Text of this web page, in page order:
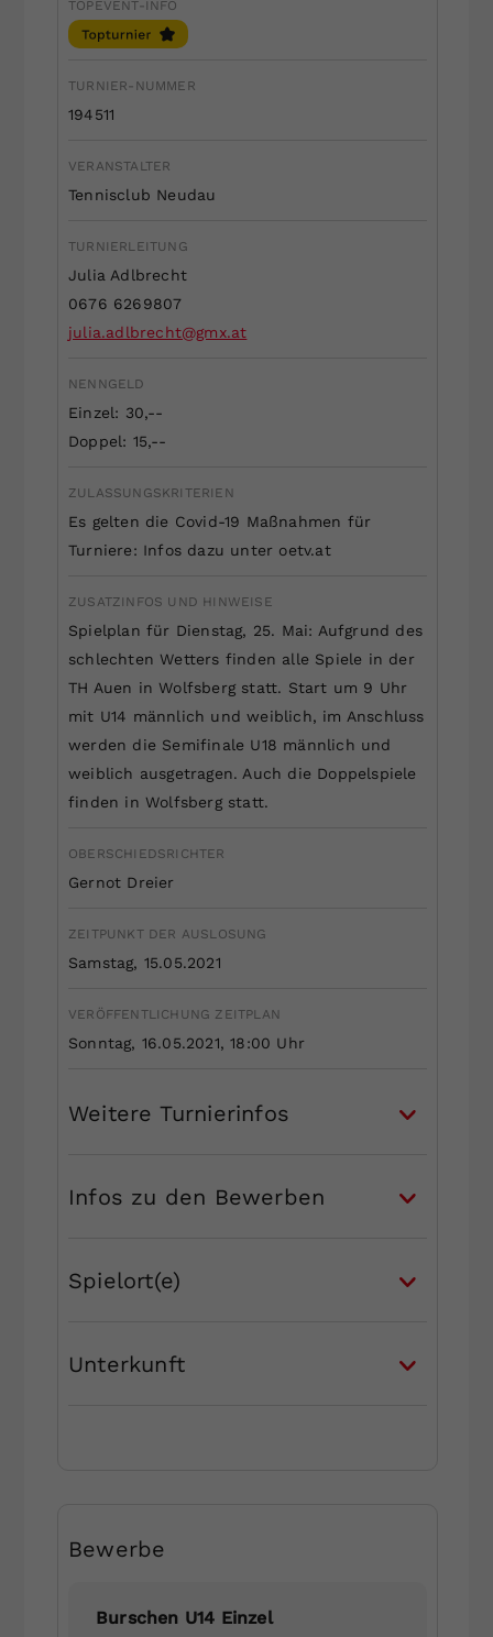
TOPEVENT-INFO
TURNIER-NUMMER
194511
VERANSTALTER
Tennisclub Neudau
TURNIERLEITUNG
Julia Adlbrecht
0676 6269807
julia.adlbrecht@gmx.at
NENNGELD
Einzel: 30,--
Doppel: 15,--
ZULASSUNGSKRITERIEN
Es gelten die Covid-19 Maßnahmen für
Turniere: Infos dazu unter oetv.at
ZUSATZINFOS UND HINWEISE
Spielplan für Dienstag, 25. Mai: Aufgrund des
schlechten Wetters finden alle Spiele in der
TH Auen in Wolfsberg statt. Start um 9 Uhr
mit U14 männlich und weiblich, im Anschluss
werden die Semifinale U18 männlich und
weiblich ausgetragen. Auch die Doppelspiele
finden in Wolfsberg statt.
OBERSCHIEDSRICHTER
Gernot Dreier
ZEITPUNKT DER AUSLOSUNG
Samstag, 15.05.2021
VERÖFFENTLICHUNG ZEITPLAN
Sonntag, 16.05.2021, 18:00 Uhr
Weitere Turnierinfos
Infos zu den Bewerben
Spielort(e)
Unterkunft
Bewerbe
Burschen U14 Einzel
Dieser Wert speichert Ihre Consent-
Einstellungen. Unter anderem eine
hat.